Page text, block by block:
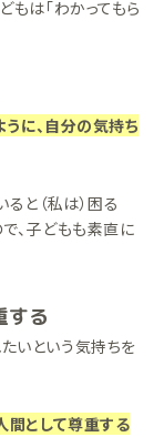
もは「わかってもら
うに、自分の気持ち
ると（私は）困る
、子どもも素直に
する
いという気持ちを
間として尊重する